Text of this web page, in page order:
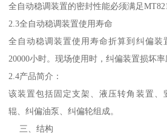
全自动稳调装置的密封性能必须满足
2.3全自动稳调装置使用寿命
全自动稳调装置使用寿命折算到纠偏装
20000小时。现场使用时，纠偏装置损坏
2.4产品简介：
该装置包括固定支架、液压转角装置、
辊、纠偏油泵、纠偏轮组成。
三、结构